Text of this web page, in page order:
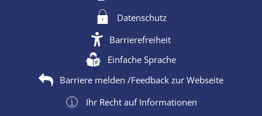
Datenschutz
Barrierefreiheit
Einfache Sprache
Barriere melden /Feedback zur Webseite
Ihr Recht auf Informationen